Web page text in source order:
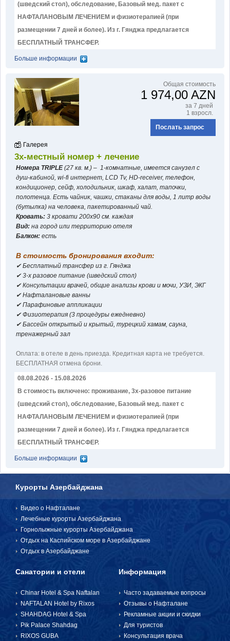
(шведский стол), обследование, Базовый мед. пакет с
НАФТАЛАНОВЫМ ЛЕЧЕНИЕМ и физиотерапией (при
размещении 7 дней и более). Из г. Гянджа предлагается
БЕСПЛАТНЫЙ ТРАНСФЕР.
Больше информации
Общая стоимость
1 974,00 AZN
за 7 дней
1 взросл.
Послать запрос
Галерея
3х-местный номер + лечение
Номера TRIPLE(27 кв. м.) – 1-комнатные, имеется санузел с
душ-кабиной, wi-fi интернет, LCD Tv, HD-receiver, телефон,
кондиционер, сейф, холодильник, шкаф, халат, тапочки,
полотенца. Есть чайник, чашки, стаканы для воды, 1 литр воды
(бутылка) на человека, пакетированный чай.
Кровать: 3 кровати 200x90 см. каждая
Вид: на город или территорию отеля
Балкон: есть
В стоимость бронирования входит:
✔ Бесплатный трансфер из г. Гянджа
✔ 3-х разовое питание (шведский стол)
✔ Консультации врачей, oбщие анализы крови и мочи, УЗИ, ЭКГ
✔ Нафталановые ванны
✔ Парафиновые аппликации
✔ Физиотерапия (3 процедуры ежедневно)
✔ Бассейн открытый и крытый, турецкий хамам, сауна,
тренажерный зал
Оплатa: в отеле в день приезда. Кредитная карта не требуется.
БЕСПЛАТНАЯ отмена брони.
08.08.2026 - 15.08.2026
В стоимость включено: проживание, 3х-разовое питание
(шведский стол), обследование, Базовый мед. пакет с
НАФТАЛАНОВЫМ ЛЕЧЕНИЕМ и физиотерапией (при
размещении 7 дней и более). Из г. Гянджа предлагается
БЕСПЛАТНЫЙ ТРАНСФЕР.
Больше информации
Курорты Азербайджана
Видео о Нафталане
Лечебные курорты Азербайджана
Горнолыжные курорты Азербайджана
Отдых на Каспийском море в Азербайджане
Отдых в Азербайджане
Санатории и отели
Chinar Hotel & Spa Naftalan
NAFTALAN Hotel by Rixos
SHAHDAG Hotel & Spa
Pik Palace Shahdag
RIXOS GUBA
Информация
Часто задаваемые вопросы
Отзывы о Нафталане
Рекламные акции и скидки
Для туристов
Консультация врача